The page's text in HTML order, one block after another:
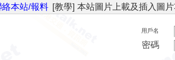
本站/報料 [教學] 本站圖片上載及插入圖
用戶名
密碼